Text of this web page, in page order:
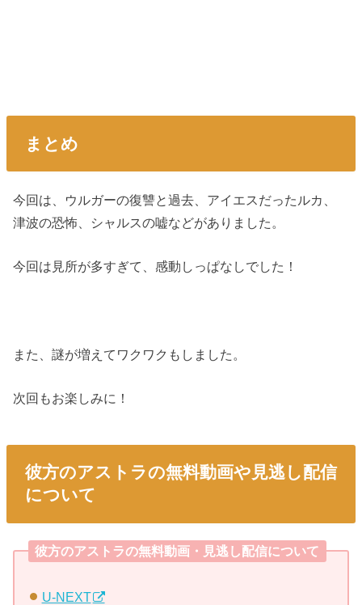
まとめ
今回は、ウルガーの復讐と過去、アイエスだったルカ、
津波の恐怖、シャルスの嘘などがありました。
今回は見所が多すぎて、感動しっぱなしでした！
また、謎が増えてワクワクもしました。
次回もお楽しみに！
彼方のアストラの無料動画や見逃し配信
について
彼方のアストラの無料動画・見逃し配信について
U-NEXT